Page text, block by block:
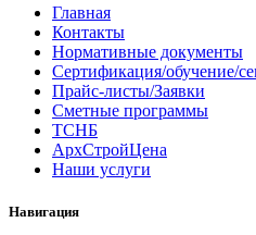
Главная
Контакты
Нормативные документы
Сертификация/обучение/
Прайс-листы/Заявки
Сметные программы
ТСНБ
АрхСтройЦена
Наши услуги
Навигация